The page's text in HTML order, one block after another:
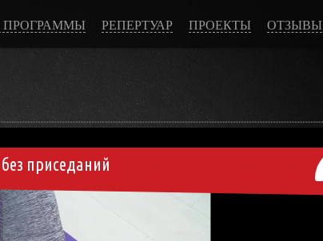
ПРОГРАММЫ РЕПЕРТУАР ПРОЕКТЫ ОТЗЫВЫ
приседаний